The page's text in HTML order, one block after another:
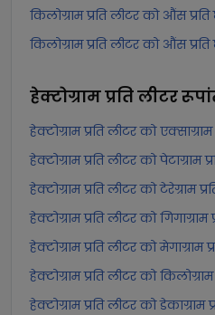
किलोग्राम प्रति लीटर को औंस
किलोग्राम प्रति लीटर को औंस
हेक्टोग्राम प्रति लीटर
हेक्टोग्राम प्रति लीटर को
हेक्टोग्राम प्रति लीटर को पेटाग्राम
हेक्टोग्राम प्रति लीटर को टेरेग्राम
हेक्टोग्राम प्रति लीटर को
हेक्टोग्राम प्रति लीटर को मेगाग्राम
हेक्टोग्राम प्रति लीटर को
हेक्टोग्राम प्रति लीटर को